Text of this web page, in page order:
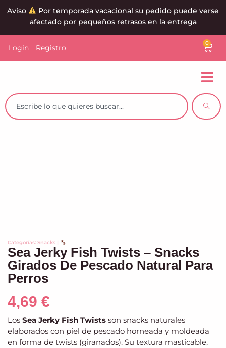
Aviso
Por temporada vacacional su pedido puede verse
afectado por pequeños retrasos en la entrega
Login Registro 0
Categorías: Snacks |
Sea Jerky Fish Twists – Snacks
Girados De Pescado Natural Para
Perros
4,69 €
Los Sea Jerky Fish Twists son snacks naturales
elaborados con piel de pescado horneada y moldeada
en forma de twists (giranados). Su textura masticable,